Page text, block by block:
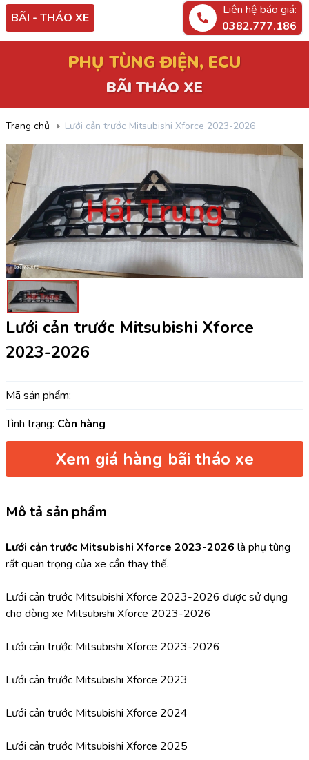
BÃI - THÁO XE
Liên hệ báo giá:
0382.777.186
PHỤ TÙNG ĐIỆN, ECU
BÃI THÁO XE
Trang chủ Lưới cản trước Mitsubishi Xforce 2023-2026
Lưới cản trước Mitsubishi Xforce
2023-2026
Mã sản phẩm:
Tình trạng: Còn hàng
Xem giá hàng bãi tháo xe
Mô tả sản phẩm
Lưới cản trước Mitsubishi Xforce 2023-2026 là phụ tùng
rất quan trọng của xe cần thay thế.
Lưới cản trước Mitsubishi Xforce 2023-2026 được sử dụng
cho dòng xe Mitsubishi Xforce 2023-2026
Lưới cản trước Mitsubishi Xforce 2023-2026
Lưới cản trước Mitsubishi Xforce 2023
Lưới cản trước Mitsubishi Xforce 2024
Lưới cản trước Mitsubishi Xforce 2025